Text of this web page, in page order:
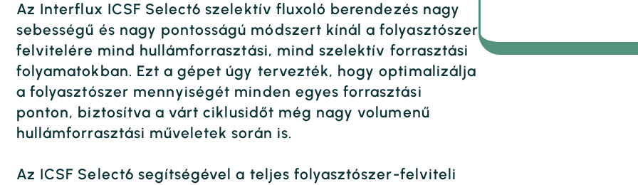
Az Interflux ICSF Select6 szelektív fluxoló berendezés nagy
sebességű és nagy pontosságú módszert kínál a folyasztószer
felvitelére mind hullámforrasztási, mind szelektív forrasztási
folyamatokban. Ezt a gépet úgy tervezték, hogy optimalizálja
a folyasztószer mennyiségét minden egyes forrasztási
ponton, biztosítva a várt ciklusidőt még nagy volumenű
hullámforrasztási műveletek során is.
Az ICSF Select6 segítségével a teljes folyasztószer-felviteli